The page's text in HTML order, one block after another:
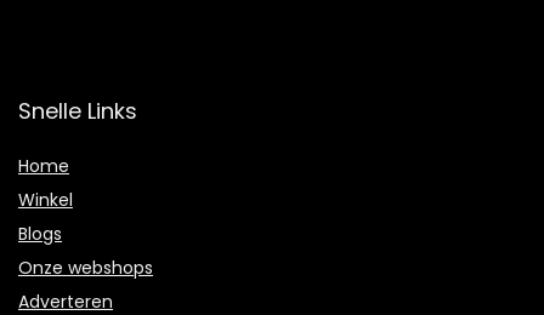
Snelle Links
Home
Winkel
Blogs
Onze webshops
Adverteren